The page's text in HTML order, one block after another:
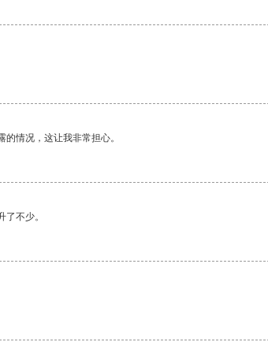
情况，这让我非常担心。
不少。